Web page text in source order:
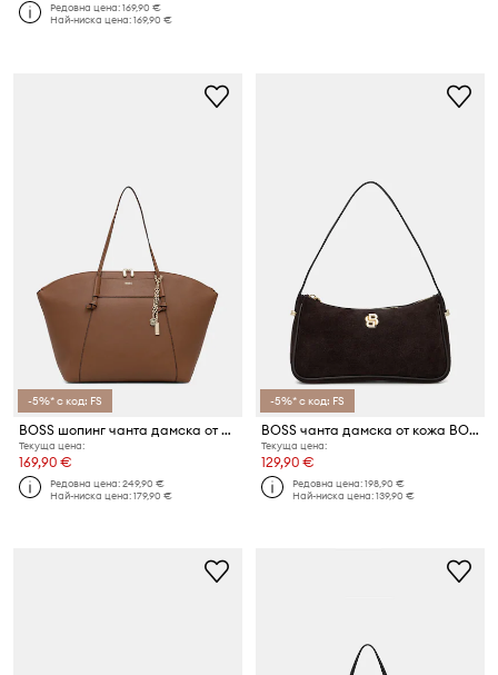
Редовна цена:169,90 €
Най-ниска цена:169,90 €
-5%* с код: FS
BOSS шопинг чанта дамска от имитация на кожа SALLEY TOTE
Текуща цена:
169,90 €
Редовна цена:249,90 €
Най-ниска цена:179,90 €
-5%* с код: FS
BOSS чанта дамска от кожа BOSS BEYOND S SH.B U
Текуща цена:
129,90 €
Редовна цена:198,90 €
Най-ниска цена:139,90 €